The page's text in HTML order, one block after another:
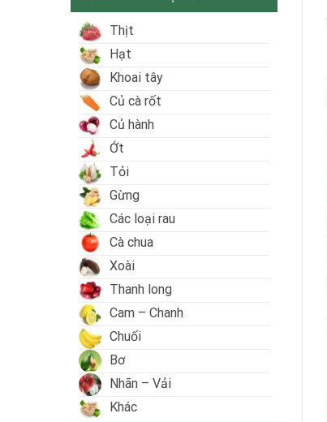
Thịt
Hạt
Khoai tây
Củ cà rốt
Củ hành
Ớt
Tỏi
Gừng
Các loại rau
Cà chua
Xoài
Thanh long
Cam – Chanh
Chuối
Bơ
Nhãn – Vải
Khác